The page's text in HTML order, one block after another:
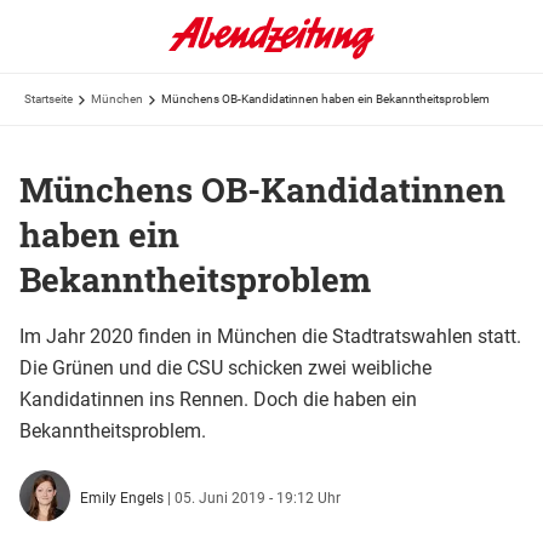
Startseite München Münchens OB-Kandidatinnen haben ein Bekanntheitsproblem
Münchens OB-Kandidatinnen
haben ein
Bekanntheitsproblem
Im Jahr 2020 finden in München die Stadtratswahlen statt.
Die Grünen und die CSU schicken zwei weibliche
Kandidatinnen ins Rennen. Doch die haben ein
Bekanntheitsproblem.
Emily Engels | 05. Juni 2019 - 19:12 Uhr